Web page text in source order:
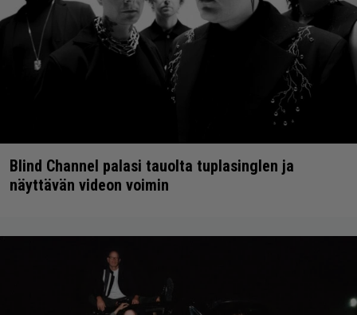
Blind Channel palasi tauolta tuplasinglen ja
näyttävän videon voimin